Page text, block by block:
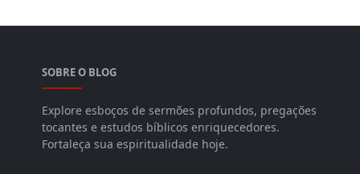
SOBRE O BLOG
Explore esboços de sermões profundos, pregações
tocantes e estudos bíblicos enriquecedores.
Fortaleça sua espiritualidade hoje.